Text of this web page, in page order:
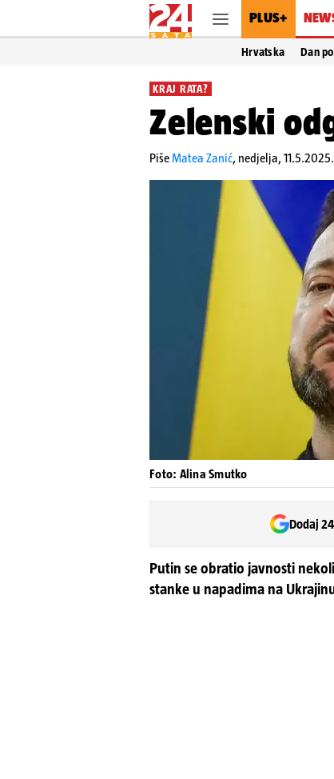
PLUS+
Hrvatska Dan
KRAJ RATA?
Zelenski
PišeMatea Zanić, nedjelja,
Foto: Alina Smutko
Dodaj
Putin se obratio javnosti
stanke u napadima na